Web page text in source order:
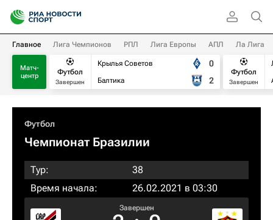
Главное Лига Чемпионов РПЛ Лига Европы АПЛ Ла Лига
Матч-
центр
Футбол
Завершен
Крылья Советов
Балтика
0
2
Футбол
Завершен
Футбол
Чемпионат Бразилии
Тур:
38
Время начала:
26.02.2021 в 03:30
Завершен